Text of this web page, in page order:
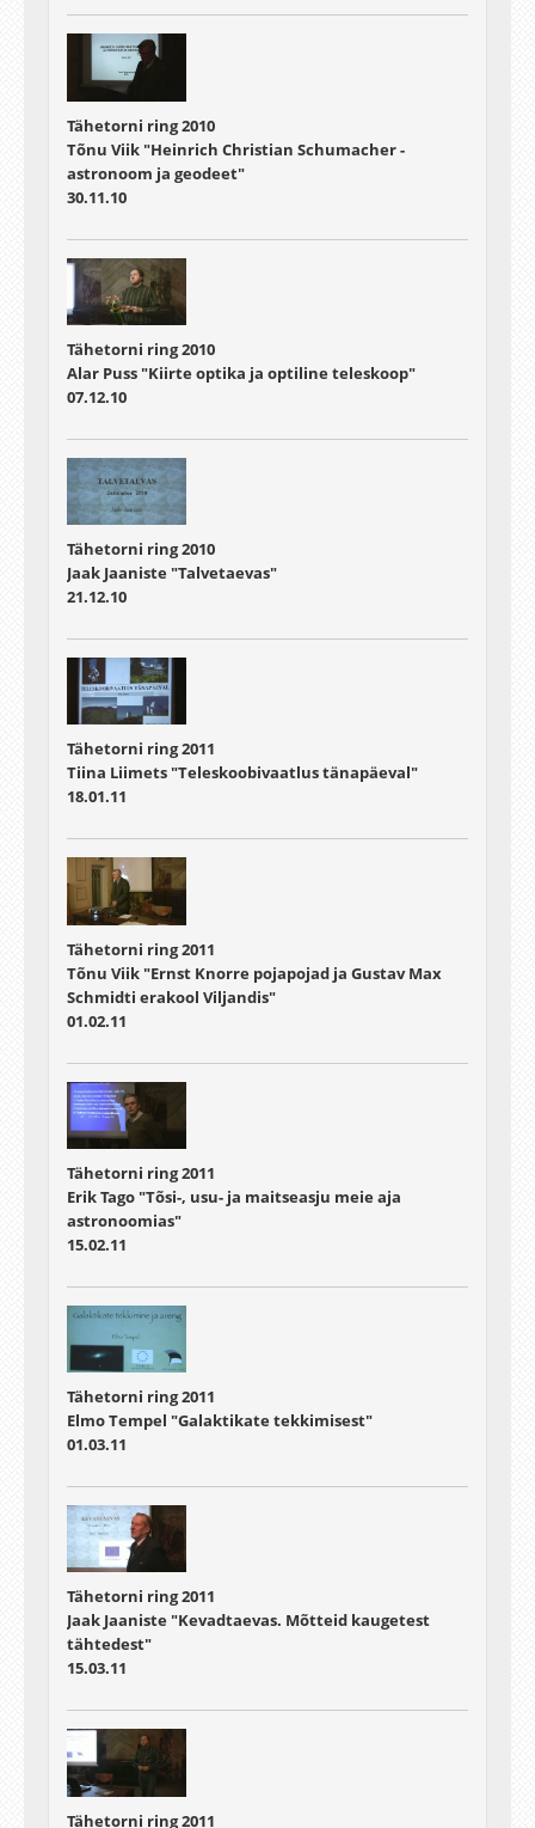
Tähetorni ring 2010
Tõnu Viik "Heinrich Christian Schumacher -
astronoom ja geodeet"
30.11.10
Tähetorni ring 2010
Alar Puss "Kiirte optika ja optiline teleskoop"
07.12.10
Tähetorni ring 2010
Jaak Jaaniste "Talvetaevas"
21.12.10
Tähetorni ring 2011
Tiina Liimets "Teleskoobivaatlus tänapäeval"
18.01.11
Tähetorni ring 2011
Tõnu Viik "Ernst Knorre pojapojad ja Gustav Max
Schmidti erakool Viljandis"
01.02.11
Tähetorni ring 2011
Erik Tago "Tõsi-, usu- ja maitseasju meie aja
astronoomias"
15.02.11
Tähetorni ring 2011
Elmo Tempel "Galaktikate tekkimisest"
01.03.11
Tähetorni ring 2011
Jaak Jaaniste "Kevadtaevas. Mõtteid kaugetest
tähtedest"
15.03.11
Tähetorni ring 2011